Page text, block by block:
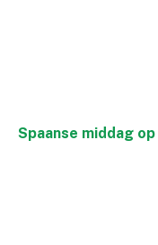
Spaanse middag op